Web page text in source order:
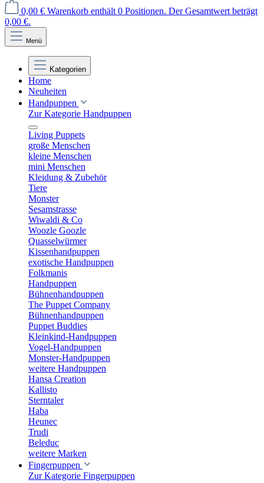
0,00 € Warenkorb enthält 0 Positionen. Der Gesamtwert beträgt
0,00 €.
Menü
Kategorien
Home
Neuheiten
Handpuppen
Zur Kategorie Handpuppen
Living Puppets
große Menschen
kleine Menschen
mini Menschen
Kleidung & Zubehör
Tiere
Monster
Sesamstrasse
Wiwaldi & Co
Woozle Goozle
Quasselwürmer
Kissenhandpuppen
exotische Handpuppen
Folkmanis
Handpuppen
Bühnenhandpuppen
The Puppet Company
Bühnenhandpuppen
Puppet Buddies
Kleinkind-Handpuppen
Vogel-Handpuppen
Monster-Handpuppen
weitere Handpuppen
Hansa Creation
Kallisto
Sterntaler
Haba
Heunec
Trudi
Beleduc
weitere Marken
Fingerpuppen
Zur Kategorie Fingerpuppen